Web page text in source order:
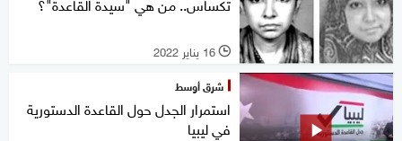
l 16 يناير 2022
شرق أوسط
استمرار الجدل حول القاعدة الدستورية
في ليبيا